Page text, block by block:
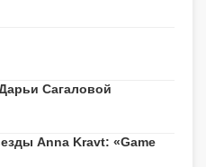
Сагаловой
Anna Kravt: «Game